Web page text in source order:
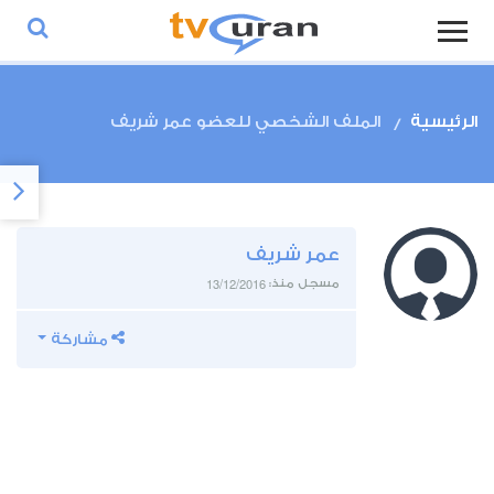
الرئيسية الملف الشخصي للعضو عمر شريف
عمر شريف
مسجل منذ: 13/12/2016
مشاركة